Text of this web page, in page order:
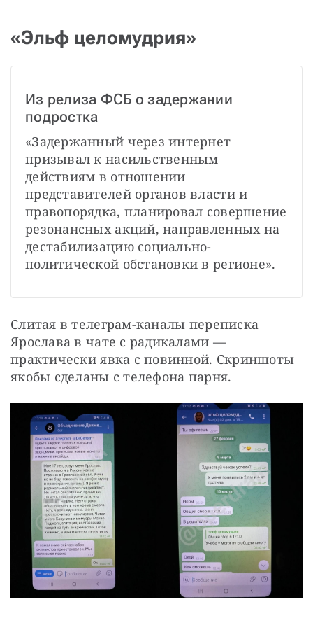
«Эльф целомудрия»
Из релиза ФСБ о задержании
подростка
«Задержанный через интернет
призывал к насильственным
действиям в отношении
представителей органов власти и
правопорядка, планировал совершение
резонансных акций, направленных на
дестабилизацию социально-
политической обстановки в регионе».
Слитая в телеграм-каналы переписка
Ярослава в чате с радикалами —
практически явка с повинной. Скриншоты
якобы сделаны с телефона парня.